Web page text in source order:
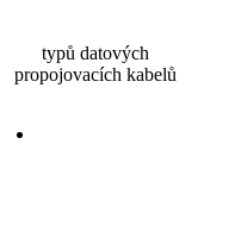
typů datových
propojovacích kabelů